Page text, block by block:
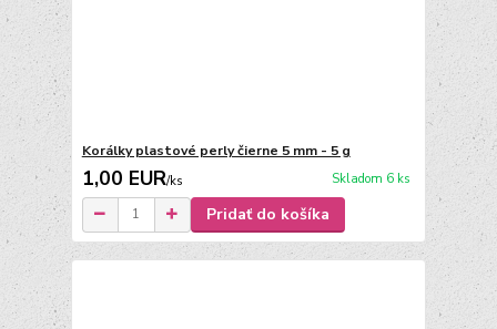
Korálky plastové perly čierne 5 mm - 5 g
1,00 EUR/ks Skladom 6 ks
Pridať do košíka